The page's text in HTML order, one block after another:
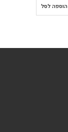
הוספה לסל